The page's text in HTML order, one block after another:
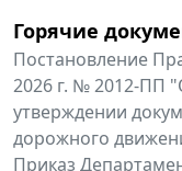
Горячие
Постановление
2026 г. № 2012-ПП
утверждении
дорожного
Приказ